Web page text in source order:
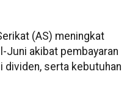
(AS) meningkat
Juni akibat pembayaran
dividen, serta kebutuhan